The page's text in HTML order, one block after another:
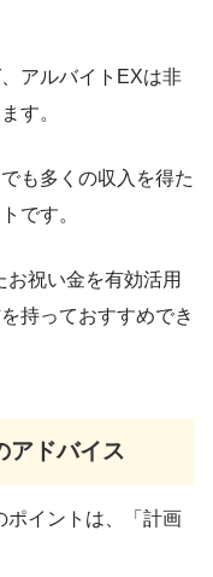
アルバイトEXは非
す。
も多くの収入を得た
です。
祝い金を有効活用
持っておすすめでき
アドバイス
ポイントは、「計画